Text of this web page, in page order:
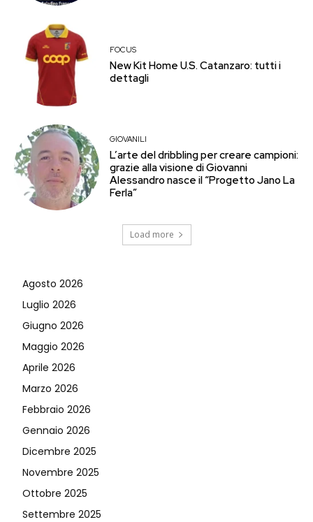
FOCUS
New Kit Home U.S. Catanzaro: tutti i
dettagli
GIOVANILI
L’arte del dribbling per creare campioni:
grazie alla visione di Giovanni
Alessandro nasce il “Progetto Jano La
Ferla”
Load more
Agosto 2026
Luglio 2026
Giugno 2026
Maggio 2026
Aprile 2026
Marzo 2026
Febbraio 2026
Gennaio 2026
Dicembre 2025
Novembre 2025
Ottobre 2025
Settembre 2025